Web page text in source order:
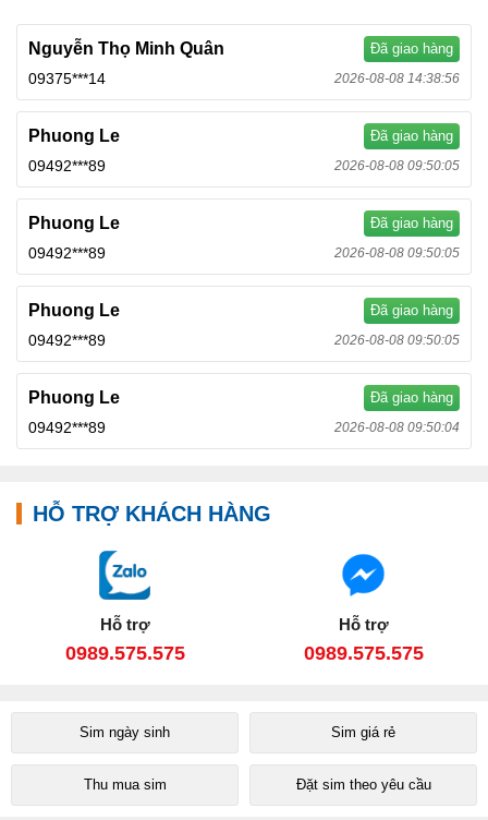
Nguyễn Thọ Minh Quân Đã giao hàng
09375***14 2026-08-08 14:38:56
Phuong Le Đã giao hàng
09492***89 2026-08-08 09:50:05
Phuong Le Đã giao hàng
09492***89 2026-08-08 09:50:05
Phuong Le Đã giao hàng
09492***89 2026-08-08 09:50:05
Phuong Le Đã giao hàng
09492***89 2026-08-08 09:50:04
HỖ TRỢ KHÁCH HÀNG
Hỗ trợ
0989.575.575
Hỗ trợ
0989.575.575
Sim ngày sinh Sim giá rẻ
Thu mua sim Đặt sim theo yêu cầu